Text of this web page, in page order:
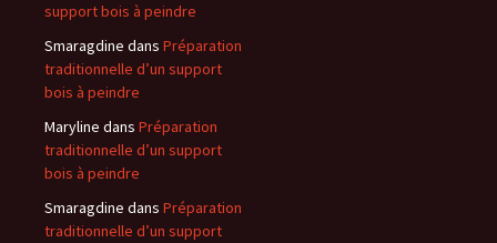
support bois à peindre
Smaragdine dans Préparation
traditionnelle d’un support
bois à peindre
Maryline dans Préparation
traditionnelle d’un support
bois à peindre
Smaragdine dans Préparation
traditionnelle d’un support